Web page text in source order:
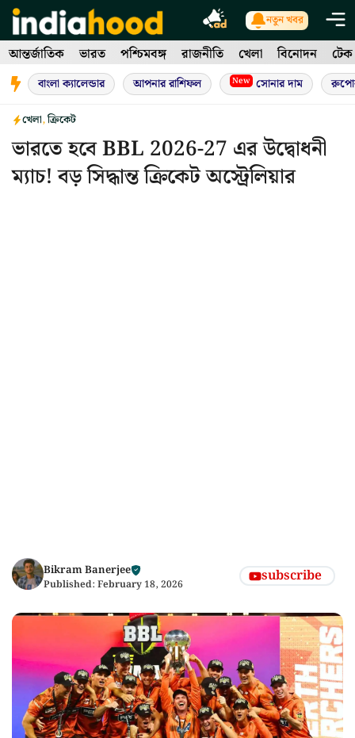
Skip
to
content
নতুন খবর
আন্তর্জাতিক ভারত পশ্চিমবঙ্গ রাজনীতি খেলা বিনোদন টেক
বাংলা ক্যালেন্ডার আপনার রাশিফল New সোনার দাম
খেলা,ক্রিকেট
ভারতে হবে BBL 2026-27 এর উদ্বোধনী
ম্যাচ! বড় সিদ্ধান্ত ক্রিকেট অস্ট্রেলিয়ার
Bikram Banerjee
Published: February 18, 2026 subscribe